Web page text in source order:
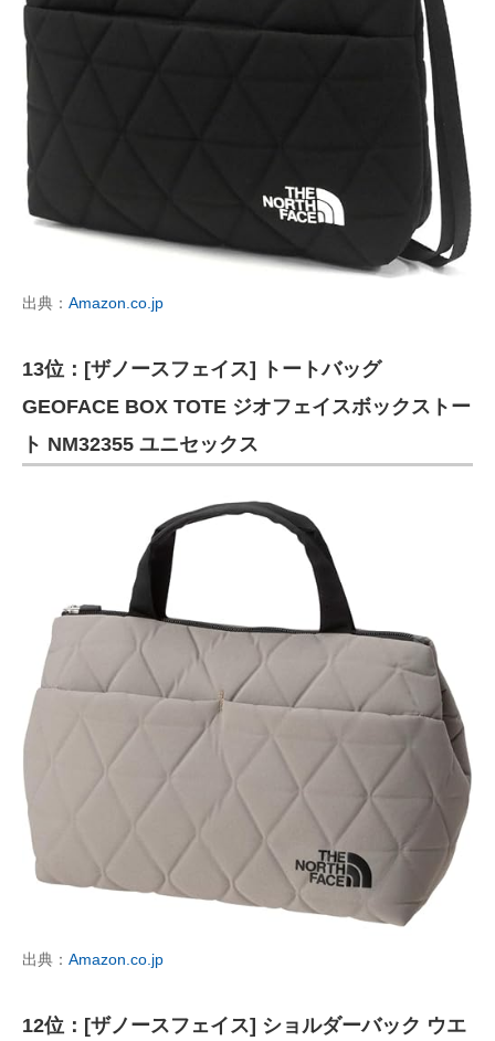
出典： Amazon.co.jp
13位：[ザノースフェイス] トートバッグ
GEOFACE BOX TOTE ジオフェイスボックストー
ト NM32355 ユニセックス
出典： Amazon.co.jp
12位：[ザノースフェイス] ショルダーバック ウエ